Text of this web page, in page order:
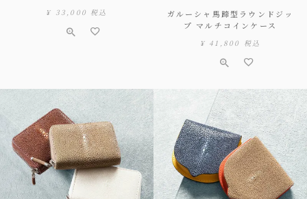
¥ 33,000 税込
ガルーシャ馬蹄型ラウンドジッ
プ マルチコインケース
¥ 41,800 税込